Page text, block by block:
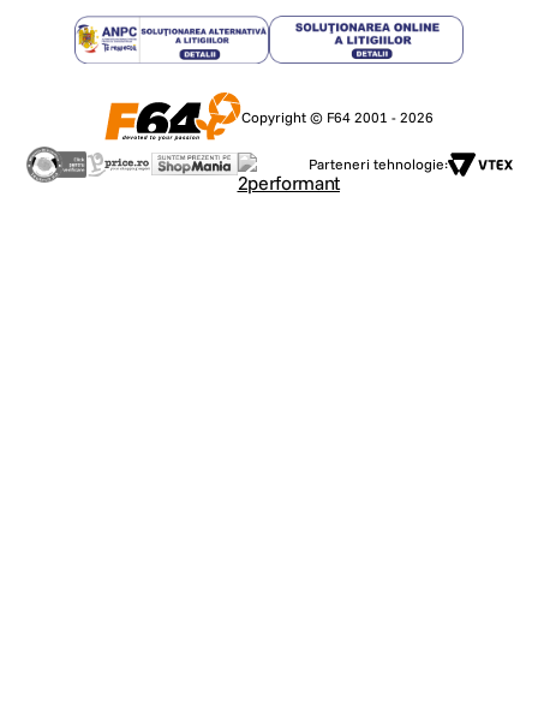
Copyright © F64 2001 - 2026
Parteneri tehnologie: